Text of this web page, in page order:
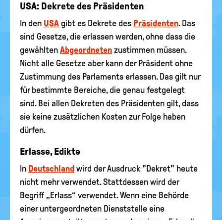
USA: Dekrete des Präsidenten
In den USA gibt es Dekrete des Präsidenten. Das
sind Gesetze, die erlassen werden, ohne dass die
gewählten Abgeordneten zustimmen müssen.
Nicht alle Gesetze aber kann der Präsident ohne
Zustimmung des Parlaments erlassen. Das gilt nur
für bestimmte Bereiche, die genau festgelegt
sind. Bei allen Dekreten des Präsidenten gilt, dass
sie keine zusätzlichen Kosten zur Folge haben
dürfen.
Erlasse, Edikte
In Deutschland wird der Ausdruck "Dekret" heute
nicht mehr verwendet. Stattdessen wird der
Begriff „Erlass“ verwendet. Wenn eine Behörde
einer untergeordneten Dienststelle eine